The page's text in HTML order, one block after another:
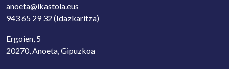
anoeta@ikastola.eus
943 65 29 32 (Idazkaritza)
Ergoien, 5
20270, Anoeta, Gipuzkoa